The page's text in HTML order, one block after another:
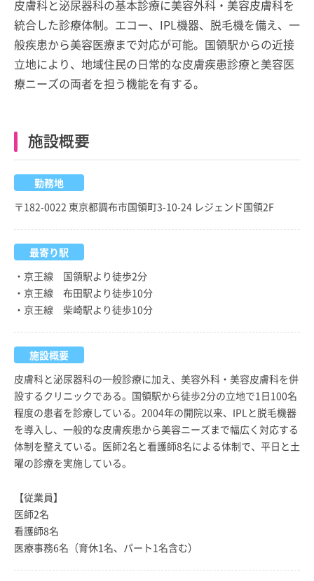
皮膚科と泌尿器科の基本診療に美容外科・美容皮膚科を
統合した診療体制。エコー、IPL機器、脱毛機を備え、一
般疾患から美容医療まで対応が可能。国領駅からの近接
立地により、地域住民の日常的な皮膚疾患診療と美容医
療ニーズの両者を担う機能を有する。
施設概要
勤務地
〒182-0022 東京都調布市国領町3-10-24 レジェンド国領2F
最寄り駅
・京王線 国領駅より徒歩2分
・京王線 布田駅より徒歩10分
・京王線 柴崎駅より徒歩10分
施設概要
皮膚科と泌尿器科の一般診療に加え、美容外科・美容皮膚科を併
設するクリニックである。国領駅から徒歩2分の立地で1日100名
程度の患者を診療している。2004年の開院以来、IPLと脱毛機器
を導入し、一般的な皮膚疾患から美容ニーズまで幅広く対応する
体制を整えている。医師2名と看護師8名による体制で、平日と土
曜の診療を実施している。
【従業員】
医師2名
看護師8名
医療事務6名（育休1名、パート1名含む）